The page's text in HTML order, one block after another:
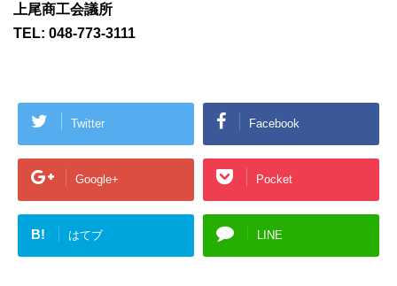
上尾商工会議所
TEL: 048-773-3111
Twitter Facebook
Google+ Pocket
B! はてブ LINE